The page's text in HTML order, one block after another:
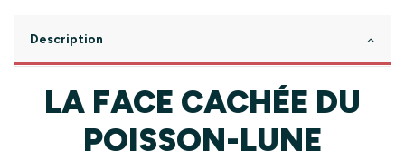
Description
LA FACE CACHÉE DU
POISSON-LUNE